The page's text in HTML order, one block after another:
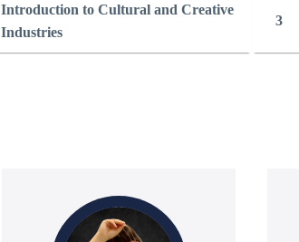
Introduction to Cultural and Creative
Industries
3